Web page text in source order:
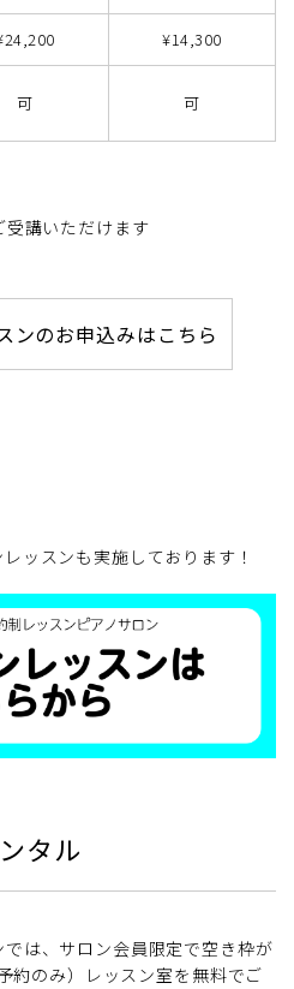
¥14,300
可 可
講いただけます
ンのお申込みはこちら
ッスンも実施しております！
タル
は、サロン会員限定で空き枠が
約のみ）レッスン室を無料でご